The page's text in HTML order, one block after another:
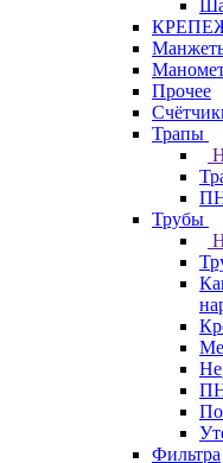
Прочее
Трапы
Трубы
Фильтра